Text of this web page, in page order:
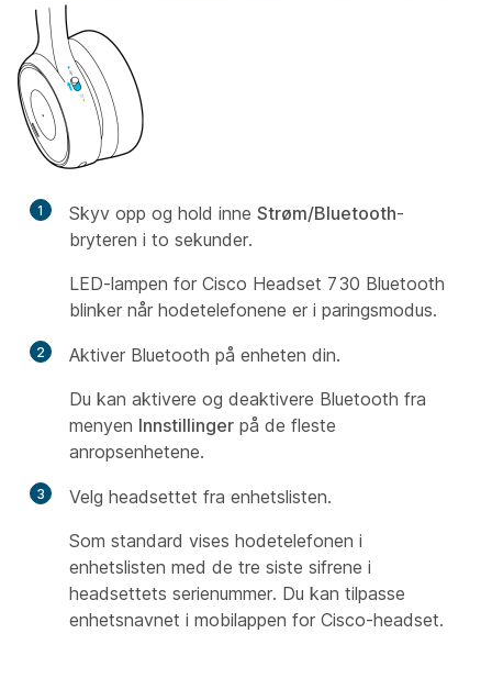
1 Skyv opp og hold inne Strøm/Bluetooth-
bryteren i to sekunder.
LED-lampen for Cisco Headset 730 Bluetooth
blinker når hodetelefonene er i paringsmodus.
2
Aktiver Bluetooth på enheten din.
Du kan aktivere og deaktivere Bluetooth fra
menyen Innstillinger på de fleste
anropsenhetene.
3
Velg headsettet fra enhetslisten.
Som standard vises hodetelefonen i
enhetslisten med de tre siste sifrene i
headsettets serienummer. Du kan tilpasse
enhetsnavnet i mobilappen for Cisco-headset.